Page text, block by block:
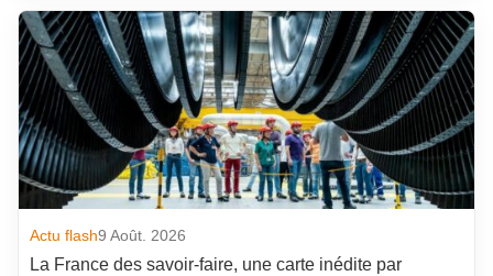
Actu flash9 Août. 2026
La France des savoir-faire, une carte inédite par